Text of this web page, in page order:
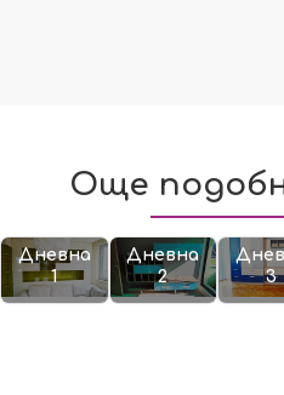
Още
Дневна
1
Дневна
2
3